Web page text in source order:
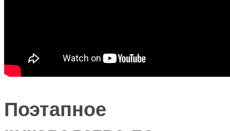
Поэтапное